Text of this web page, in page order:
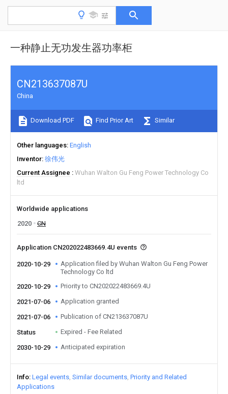
一种静止无功发生器功率柜
CN213637087U
China
Download PDF Find Prior Art Similar
Other languages English
Inventor 徐伟光
Current Assignee
Wuhan Walton Gu Feng Power Technology Co
ltd
Worldwide applications
2020
CN
Application CN202022483669.4U events
2020-10-29
Application filed by Wuhan Walton Gu Feng Power
Technology Co ltd
2020-10-29
Priority to CN202022483669.4U
2021-07-06 Application granted
2021-07-06 Publication of CN213637087U
Status Expired - Fee Related
2030-10-29 Anticipated expiration
Info Legal events Similar documents Priority and Related
Applications